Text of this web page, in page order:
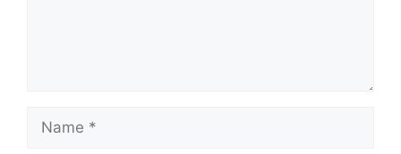
Name